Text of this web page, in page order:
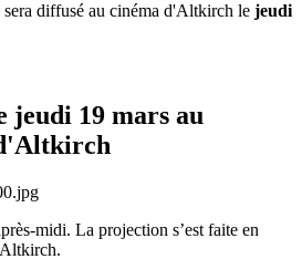
diffusé au cinéma d'Altkirch le jeudi
jeudi 19 mars au
midi. La projection s’est faite en